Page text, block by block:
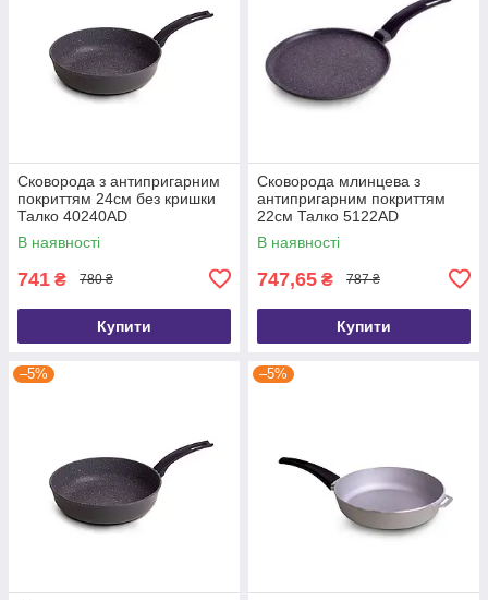
Сковорода з антипригарним
покриттям 24см без кришки
Талко 40240АD
В наявності
741 ₴ 780 ₴
Купити
Сковорода млинцева з
антипригарним покриттям
22см Талко 5122АD
В наявності
747,65 ₴ 787 ₴
Купити
–5% –5%